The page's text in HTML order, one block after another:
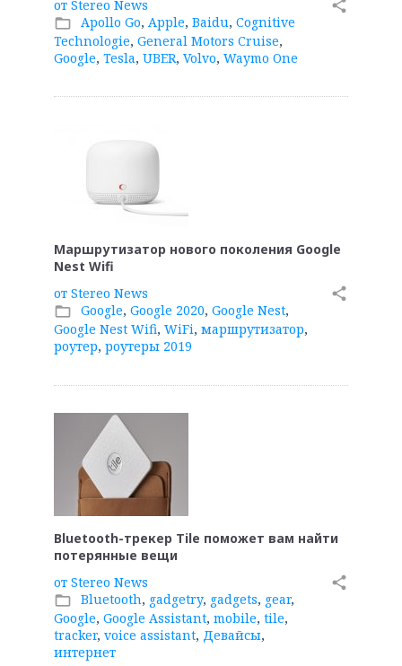
от Stereo News
folder_open Apollo Go, Apple, Baidu, Cognitive
Technologie, General Motors Cruise,
Google, Tesla, UBER, Volvo, Waymo One
share
Маршрутизатор нового поколения Google
Nest Wifi
от Stereo News
folder_open Google, Google 2020, Google Nest,
Google Nest Wifi, WiFi, маршрутизатор,
роутер, роутеры 2019
share
Bluetooth-трекер Tile поможет вам найти
потерянные вещи
от Stereo News
folder_open Bluetooth, gadgetry, gadgets, gear,
Google, Google Assistant, mobile, tile,
tracker, voice assistant, Девайсы,
интернет
share